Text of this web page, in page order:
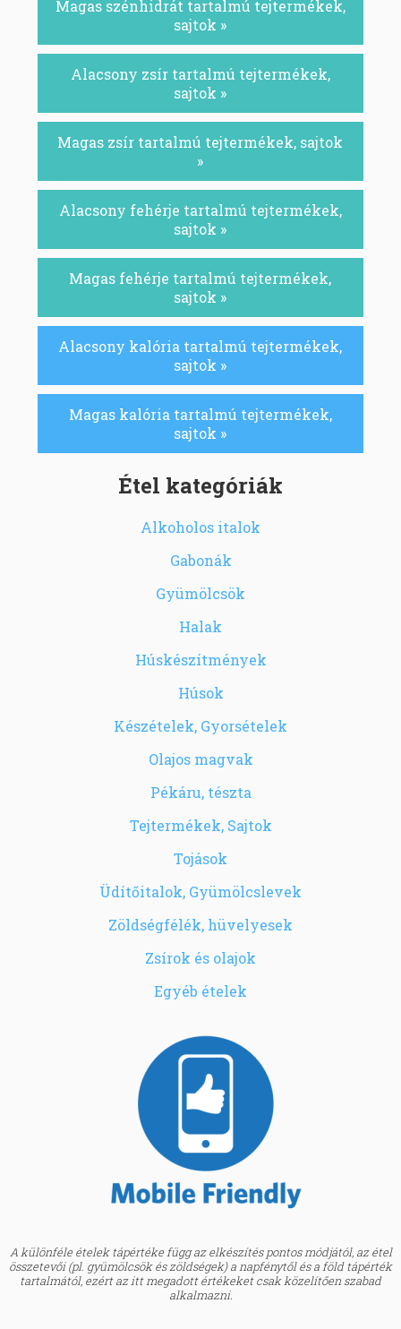
Magas szénhidrát tartalmú tejtermékek,
sajtok »
Alacsony zsír tartalmú tejtermékek,
sajtok »
Magas zsír tartalmú tejtermékek, sajtok
»
Alacsony fehérje tartalmú tejtermékek,
sajtok »
Magas fehérje tartalmú tejtermékek,
sajtok »
Alacsony kalória tartalmú tejtermékek,
sajtok »
Magas kalória tartalmú tejtermékek,
sajtok »
Étel kategóriák
Alkoholos italok
Gabonák
Gyümölcsök
Halak
Húskészítmények
Húsok
Készételek, Gyorsételek
Olajos magvak
Pékáru, tészta
Tejtermékek, Sajtok
Tojások
Üdítőitalok, Gyümölcslevek
Zöldségfélék, hüvelyesek
Zsírok és olajok
Egyéb ételek
A különféle ételek tápértéke függ az elkészítés pontos módjától, az étel
összetevői (pl. gyümölcsök és zöldségek) a napfénytől és a föld tápérték
tartalmától, ezért az itt megadott értékeket csak közelítően szabad
alkalmazni.